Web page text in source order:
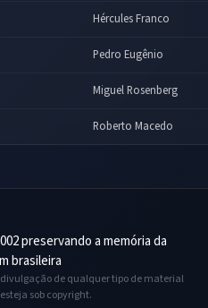
Hércules Franco
Pedro Eugênio
Miguel Rosenberg
Roberto Macedo
preservando a memória da
brasileira
de qualquer tipo de material
sob copyright.